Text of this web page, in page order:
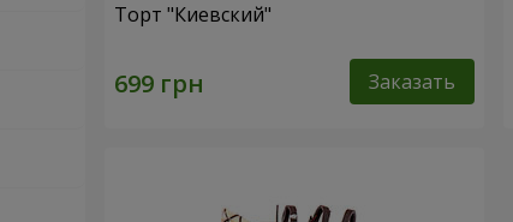
Торт "Киевский"
Заказать